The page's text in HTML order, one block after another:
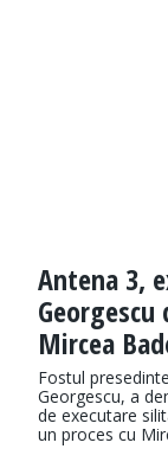
Antena 3,
Mircea
Fostul
Georgescu, a
de executare
un proces cu